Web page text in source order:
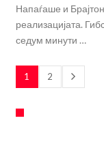
Напаѓаше и
реализацијата.
седум минути …
1 2